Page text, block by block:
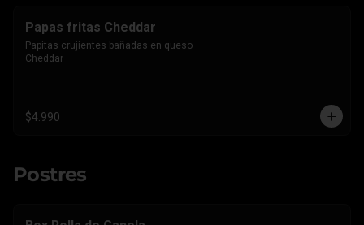
Papas fritas Cheddar
Papitas crujientes bañadas en queso
Cheddar
$4.990
Postres